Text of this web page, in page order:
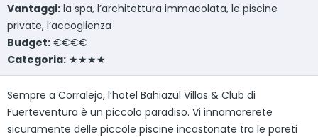
Vantaggi: la spa, l’architettura immacolata, le piscine
private, l’accoglienza
Budget: €€€€
Categoria: ★★★★
Sempre a Corralejo, l’hotel Bahiazul Villas & Club di
Fuerteventura è un piccolo paradiso. Vi innamorerete
sicuramente delle piccole piscine incastonate tra le pareti